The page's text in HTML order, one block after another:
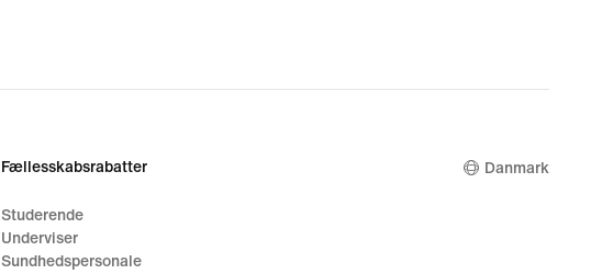
Fællesskabsrabatter
Studerende
Underviser
Sundhedspersonale
Danmark